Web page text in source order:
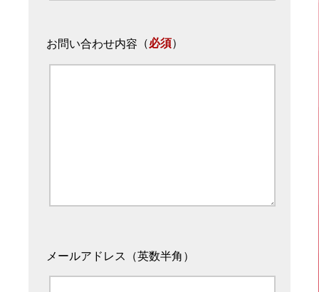
お問い合わせ内容 （必須）
メールアドレス（英数半角）